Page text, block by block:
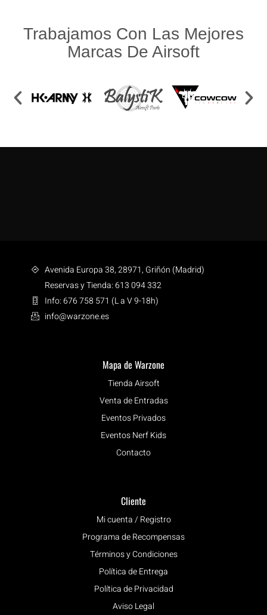
Trabajamos Con Las Mejores
Marcas De Airsoft
Avenida Europa 38, 28971, Griñón (Madrid)
Reservas y Tienda: 613 094 332
Info: 676 758 571 (L a V 9-18h)
info@warzone.es
Mapa de Warzone
Tienda Airsoft
Venta de Entradas
Eventos Privados
Eventos Nerf Kids
Contacto
Cliente
Mi cuenta / Registro
Programa de Recompensas
Términos y Condiciones
Política de Entrega
Política de Privacidad
Aviso Legal